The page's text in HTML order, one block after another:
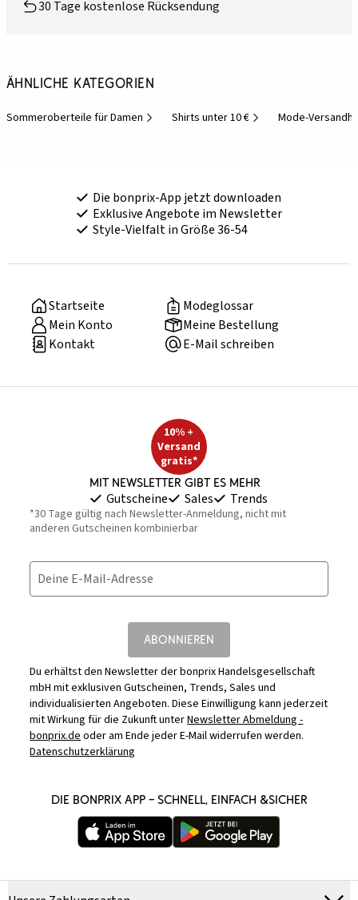
30 Tage kostenlose Rücksendung
Ähnliche Kategorien
Sommeroberteile für Damen Shirts unter 10 € Mode-
Die bonprix-App jetzt downloaden
Exklusive Angebote im Newsletter
Style-Vielfalt in Größe 36-54
Startseite
Modeglossar
Mein Konto
Meine Bestellung
Kontakt
E-Mail schreiben
10% +
Versand
gratis*
Mit Newsletter gibt es mehr
Gutscheine Sales Trends
*30 Tage gültig nach Newsletter-Anmeldung, nicht mit
anderen Gutscheinen kombinierbar
Deine E-Mail-Adresse
ABONNIEREN
Du erhältst den Newsletter der bonprix Handelsgesellschaft
mbH mit exklusiven Gutscheinen, Trends, Sales und
individualisierten Angeboten. Diese Einwilligung kann jederzeit
mit Wirkung für die Zukunft unterNewsletter Abmeldung -
bonprix.deoder am Ende jeder E-Mail widerrufen werden.
Datenschutzerklärung
DIE BONPRIX APP – SCHNELL, EINFACH &SICHER